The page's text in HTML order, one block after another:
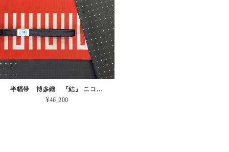
半幅帯 博多織 『結』 ニコ段 赤白
¥46,200